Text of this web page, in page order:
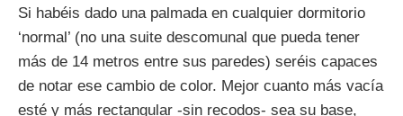
Si habéis dado una palmada en cualquier dormitorio
‘normal’ (no una suite descomunal que pueda tener
más de 14 metros entre sus paredes) seréis capaces
de notar ese cambio de color. Mejor cuanto más vacía
esté y más rectangular -sin recodos- sea su base,